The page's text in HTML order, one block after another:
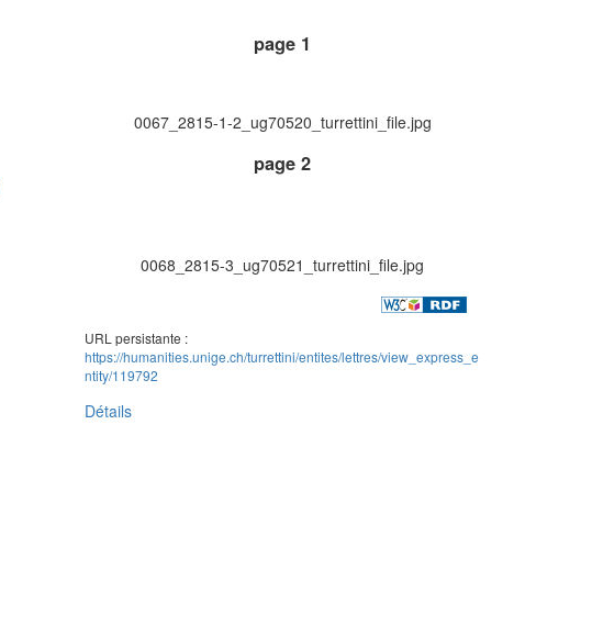
page 1
0067_2815-1-2_ug70520_turrettini_file.jpg
page 2
0068_2815-3_ug70521_turrettini_file.jpg
URL persistante :
https://humanities.unige.ch/turrettini/entites/lettres/view_express_e
ntity/119792
Détails